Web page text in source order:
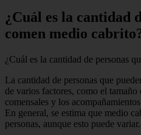
¿Cuál es la cantidad
comen medio
¿Cuál es la cantidad de personas
La cantidad de personas que
de varios factores, como el
comensales y los
En general, se estima que medio
personas, aunque esto puede variar.